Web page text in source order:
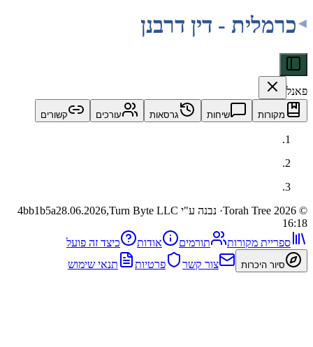
- דין דרבנן
שיחות גרסאות עורכים קשורים
· נבנה ע"י Turn Byte LLC 4bb1b5a28.06.2026,
מקורות תורמים אודות כיצד זה פועל
היכרות צור קשר פרטיות תנאי שימוש